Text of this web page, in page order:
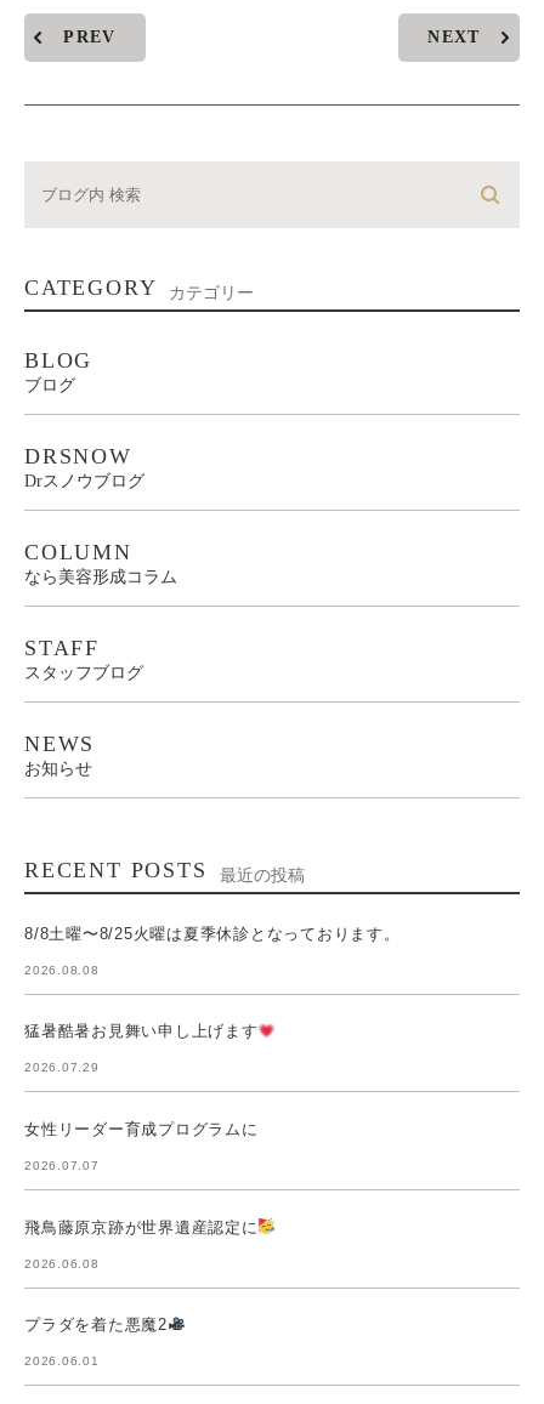
PREV NEXT
CATEGORY カテゴリー
BLOG
ブログ
DRSNOW
Drスノウブログ
COLUMN
なら美容形成コラム
STAFF
スタッフブログ
NEWS
お知らせ
RECENT POSTS 最近の投稿
8/8土曜〜8/25火曜は夏季休診となっております。
2026.08.08
猛暑酷暑お見舞い申し上げます
2026.07.29
女性リーダー育成プログラムに
2026.07.07
飛鳥藤原京跡が世界遺産認定に
2026.06.08
プラダを着た悪魔2
2026.06.01